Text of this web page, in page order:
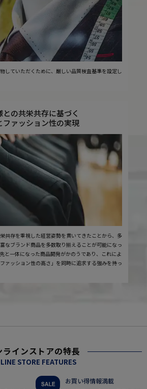
していただくために、厳しい品質検査基準を設定し
との共栄共存に基づく
ファッション性の実現
共存を重視した経営姿勢を貫いてきたことから、多
なブランド商品を多数取り揃えることが可能になっ
と一体になった商品開発がかのうであり、これによ
ァッション性の高さ」を同時に追求する強みを持っ
ラインストアの特長
STORE FEATURES
お買い得情報満載